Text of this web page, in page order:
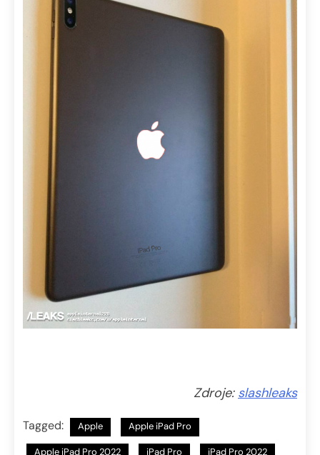
Zdroje: slashleaks
Tagged: Apple Apple iPad Pro
Apple iPad Pro 2022 iPad Pro iPad Pro 2022